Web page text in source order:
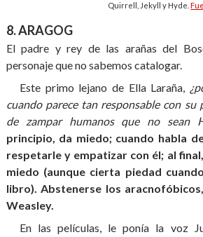
Quirrell, Jekyll y Hyde.
8. ARAGOG
El padre y rey de las arañas del
personaje que no sabemos catalogar.
Este primo lejano de Ella Laraña,
cuando parece tan responsable con su
de zampar humanos que no sean
principio, da miedo; cuando habla
respetarle y empatizar con él; al
miedo (aunque cierta piedad
libro). Abstenerse los
Weasley.
En las películas, le ponía la voz